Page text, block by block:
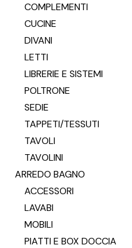
COMPLEMENTI
CUCINE
DIVANI
LETTI
LIBRERIE E SISTEMI
POLTRONE
SEDIE
TAPPETI/TESSUTI
TAVOLI
TAVOLINI
ARREDO BAGNO
ACCESSORI
LAVABI
MOBILI
PIATTI E BOX DOCCIA